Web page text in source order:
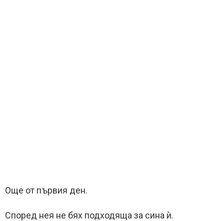
Още от първия ден.
Според нея не бях подходяща за сина ѝ.